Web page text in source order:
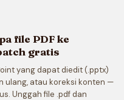
file PDF ke
gratis
yang dapat diedit (.pptx)
ulang, atau koreksi konten —
Unggah file .pdf dan